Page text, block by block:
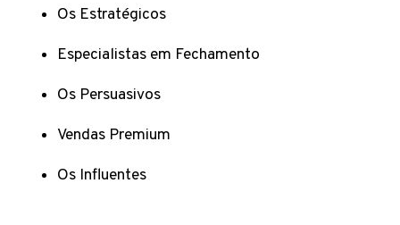
Os Estratégicos
Especialistas em Fechamento
Os Persuasivos
Vendas Premium
Os Influentes